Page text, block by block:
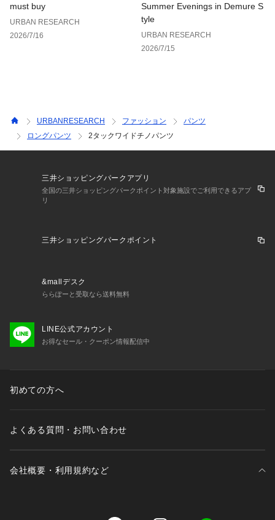
裏地 : なし
光沢 : なし
ポケット : あり
must buy
URBAN RESEARCH
2026/7/16
Summer Evenings in Demure S
tyle
URBAN RESEARCH
2026/7/15
URBANRESEARCH ファッション
パンツ
ロングパンツ
2タックワイドチノパンツ
三井ショッピングパークアプリ
全国の三井ショッピングパークポイント対象施設でご利用できるアプ
リ
三井ショッピングパークポイント
&mallデスク
ららぽーと受取なら送料無料
LINE公式アカウント
お得なセール・クーポン情報配信中
初めての方へ
よくある質問・お問い合わせ
会社概要・利用規約など